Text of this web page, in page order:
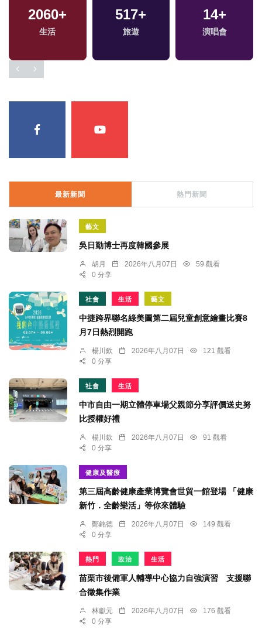
2060+
生活
517+
旅遊
14+
演唱會
最新新聞 熱門新聞
藝文
吳日勤博士再度韓國參展
胡月 2026年八月07日
59 觀看
0 分享
社會 生活 藝文
中捷跨界聯名綠美圖第二屆兒童創意繪畫比賽8
月7日熱烈開跑
楊川欽 2026年八月07日
121 觀看
0 分享
社會 生活
中市自由一期立體停車場父親節分享評價送史努
比授權好禮
楊川欽 2026年八月07日
91 觀看
0 分享
健康及醫療
第三屆高齡健康產業博覽會世貿一館登場 「健康
新竹．全齡樂活」等你來體驗
鄭銘德 2026年八月07日
149 觀看
0 分享
熱門 政治 生活
苗栗市後備軍人輔導中心協力自強演習 支援聯
合徵集作業
林獻元 2026年八月07日
176 觀看
0 分享